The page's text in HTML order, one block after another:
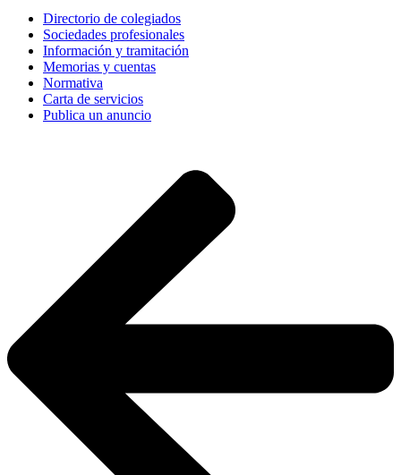
Directorio de colegiados
Sociedades profesionales
Información y tramitación
Memorias y cuentas
Normativa
Carta de servicios
Publica un anuncio